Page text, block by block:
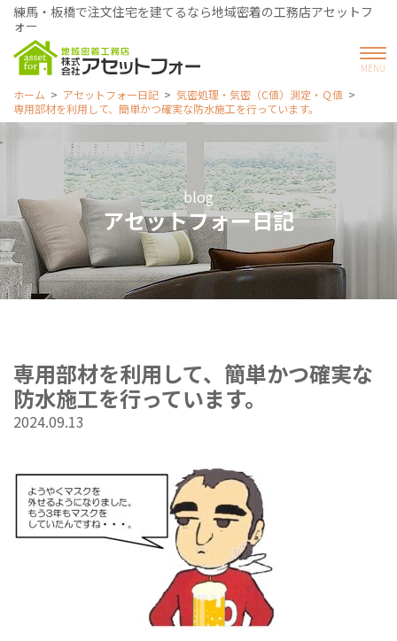
練馬・板橋で注文住宅を建てるなら地域密着の工務店アセットフ
ォー
ホーム アセットフォー日記
気密処理・気密（C値）測定・Ｑ値
専用部材を利用して、簡単かつ確実な防水施工を行っています。
blog
アセットフォー日記
専用部材を利用して、簡単かつ確実な
防水施工を行っています。
2024.09.13